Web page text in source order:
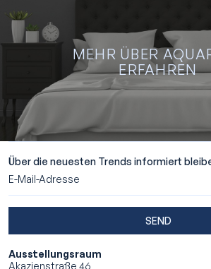
MEHR ÜBER
ERFAHREN
Über die neuesten Trends informiert
SEND
Ausstellungsraum
Akazienstraße 46